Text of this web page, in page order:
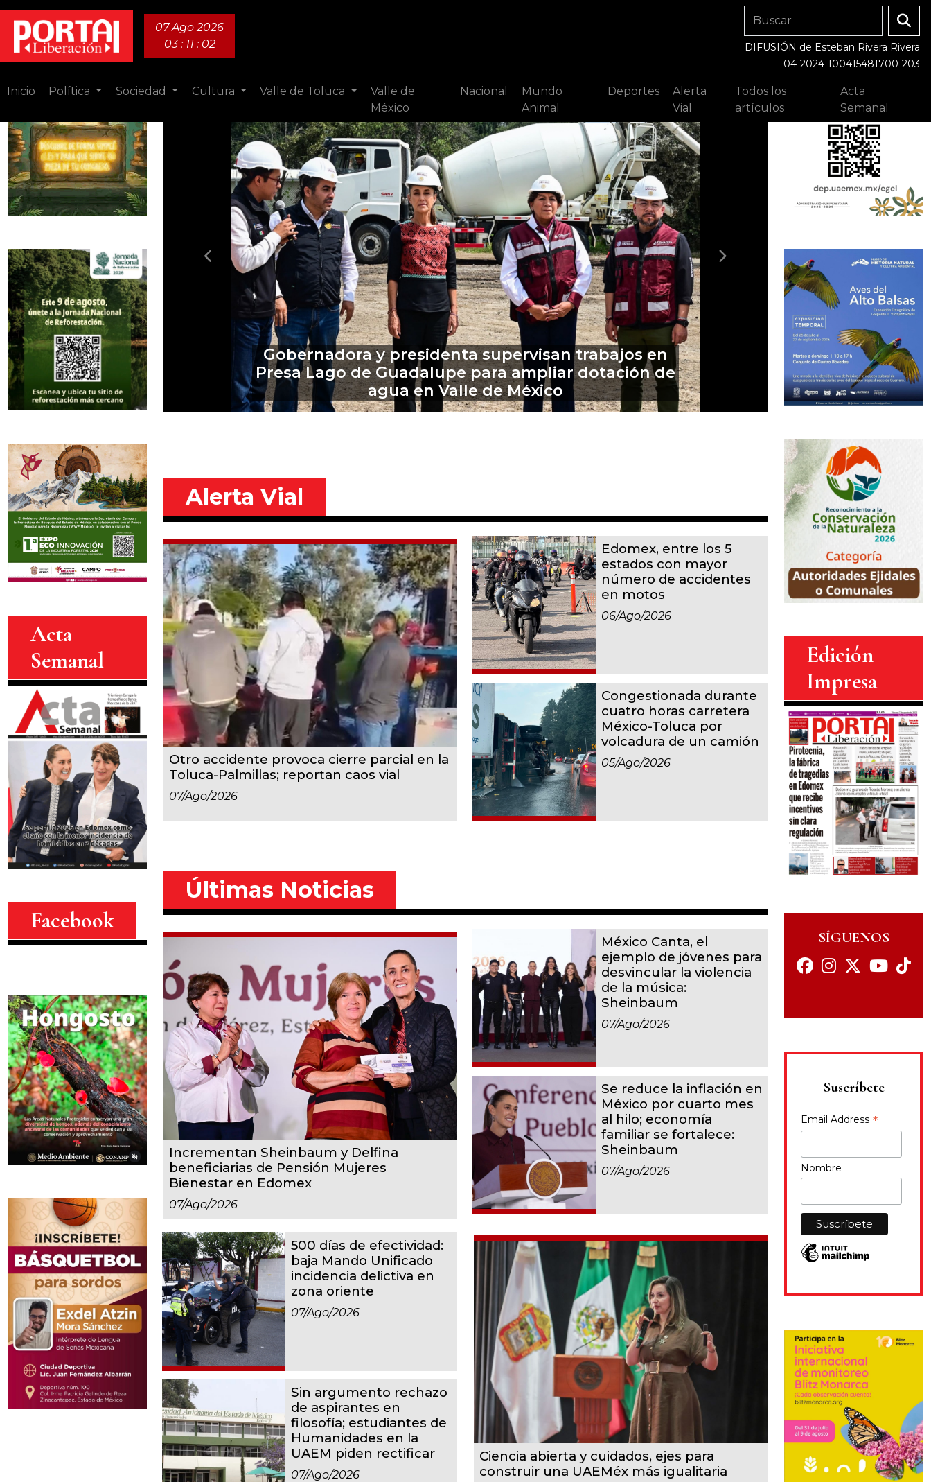
07 Ago 2026
03 : 11 : 04
DIFUSIÓN de Esteban Rivera Rivera
04-2024-100415481700-203
Inicio Política Sociedad Cultura Valle de Toluca
Valle de
México
Nacional
Mundo
Animal
Deportes
Alerta
Vial
Todos los
artículos
Acta
Semanal
Acta
Semanal
Facebook
Marta Zarza inaugura la exposición 'Todo lo que no
sé nombra arde', reflexión sobre retos de las
mujeres
Alerta Vial
Otro accidente provoca cierre parcial en la
Toluca-Palmillas; reportan caos vial
07/ago/2026
Edomex, entre los 5
estados con mayor
número de accidentes
en motos
06/ago/2026
Congestionada durante
cuatro horas carretera
México-Toluca por
volcadura de un camión
05/ago/2026
Últimas Noticias
Incrementan Sheinbaum y Delfina
beneficiarias de Pensión Mujeres
Bienestar en Edomex
07/ago/2026
México Canta, el
ejemplo de jóvenes para
desvincular la violencia
de la música:
Sheinbaum
07/ago/2026
Se reduce la inflación en
México por cuarto mes
al hilo; economía
familiar se fortalece:
Sheinbaum
07/ago/2026
500 días de efectividad:
baja Mando Unificado
incidencia delictiva en
zona oriente
07/ago/2026
Sin argumento rechazo
de aspirantes en
filosofía; estudiantes de
Humanidades en la
UAEM piden rectificar
07/ago/2026
Ciencia abierta y cuidados, ejes para
construir una UAEMéx más igualitaria
Edición
Impresa
SÍGUENOS
Suscríbete
Email Address *
Nombre